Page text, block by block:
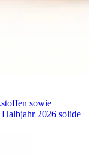
sowie
2026 solide